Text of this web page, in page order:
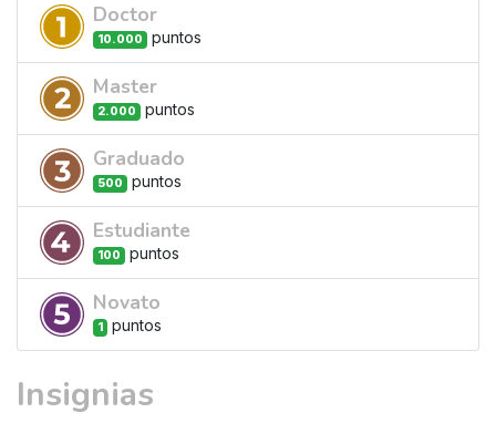
Doctor
10.000 puntos
Master
2.000 puntos
Graduado
500 puntos
Estudiante
100 puntos
Novato
1 puntos
Insignias